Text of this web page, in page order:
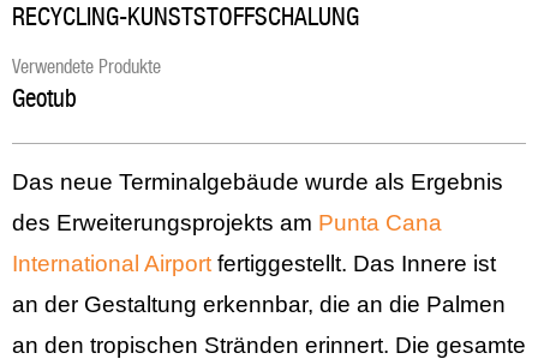
RECYCLING-KUNSTSTOFFSCHALUNG
Verwendete Produkte
Geotub
Das neue Terminalgebäude wurde als Ergebnis
des Erweiterungsprojekts am Punta Cana
International Airport fertiggestellt. Das Innere ist
an der Gestaltung erkennbar, die an die Palmen
an den tropischen Stränden erinnert. Die gesamte